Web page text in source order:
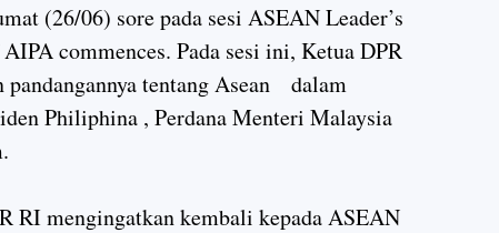
(26/06) sore pada sesi ASEAN Leader’s
commences. Pada sesi ini, Ketua DPR
tentang Asean dalam
Philiphina , Perdana Menteri Malaysia
RI mengingatkan kembali kepada ASEAN